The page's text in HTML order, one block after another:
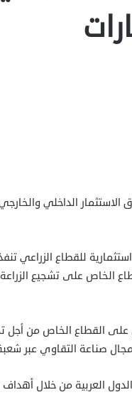
الداخلي
للقطاع الزراعي
على تشجيع الزراعة
على القطاع الخاص من أجل
صناعة التقاوي عبر
العربية من خلال